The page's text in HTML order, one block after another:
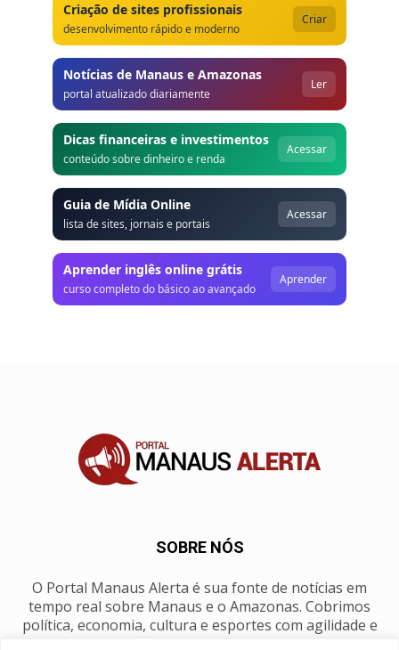
Criação de sites profissionais
desenvolvimento rápido e moderno
Criar
Notícias de Manaus e Amazonas
portal atualizado diariamente
Ler
Dicas financeiras e investimentos
conteúdo sobre dinheiro e renda
Acessar
Guia de Mídia Online
lista de sites, jornais e portais
Acessar
Aprender inglês online grátis
curso completo do básico ao avançado
Aprender
SOBRE NÓS
O Portal Manaus Alerta é sua fonte de notícias em
tempo real sobre Manaus e o Amazonas. Cobrimos
política, economia, cultura e esportes com agilidade e